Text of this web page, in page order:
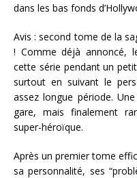
dans les bas fonds
Avis : second tome de la
! Comme déjà annoncé,
cette série pendant un
surtout en suivant le
assez longue période.
gare, mais finalement
super-héroïque.
Après un premier tome
sa personnalité, ses